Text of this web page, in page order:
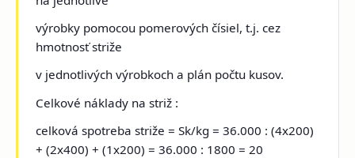
výrobky pomocou pomerových čísiel, t.j. cez
hmotnosť striže
v jednotlivých výrobkoch a plán počtu kusov.
Celkové náklady na striž :
celková spotreba striže = Sk/kg = 36.000 : (4x200)
+ (2x400) + (1x200) = 36.000 : 1800 = 20